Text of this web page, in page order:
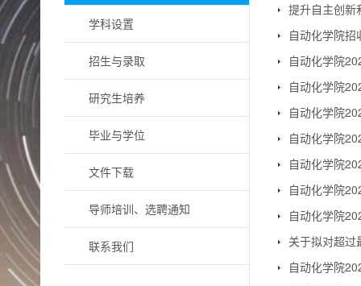
学科设置
招生与录取
研究生培养
毕业与学位
文件下载
导师培训、选聘通知
联系我们
提升自主创新
自动化学院
自动化学院
自动化学院
自动化学院
自动化学院
自动化学院
自动化学院
自动化学院
关于拟对超过
自动化学院